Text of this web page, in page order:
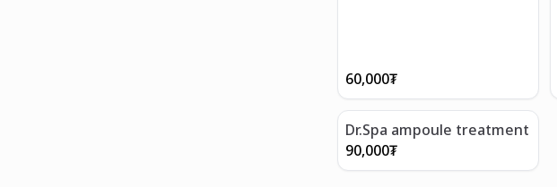
60,000₮
Dr.Spa ampoule treatment
90,000₮